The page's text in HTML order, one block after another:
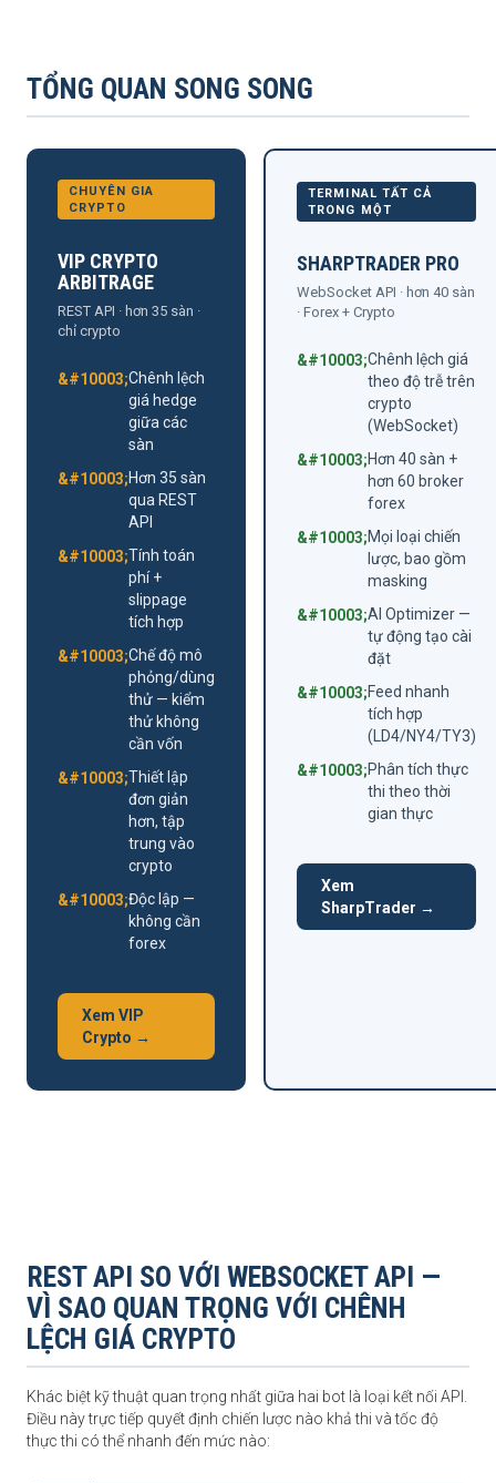
TỔNG QUAN SONG SONG
CHUYÊN GIA
CRYPTO
VIP CRYPTO
ARBITRAGE
REST API · hơn 35 sàn ·
chỉ crypto
Chênh lệch
giá hedge
giữa các
sàn
Hơn 35 sàn
qua REST
API
Tính toán
phí +
slippage
tích hợp
Chế độ mô
phỏng/dùng
thử — kiểm
thử không
cần vốn
Thiết lập
đơn giản
hơn, tập
trung vào
crypto
Độc lập —
không cần
forex
Xem VIP
Crypto →
TERMINAL TẤT CẢ
TRONG MỘT
SHARPTRADER PRO
WebSocket API · hơn 40 sàn
· Forex + Crypto
Chênh lệch giá
theo độ trễ trên
crypto
(WebSocket)
Hơn 40 sàn +
hơn 60 broker
forex
Mọi loại chiến
lược, bao gồm
masking
AI Optimizer —
tự động tạo cài
đặt
Feed nhanh
tích hợp
(LD4/NY4/TY3)
Phân tích thực
thi theo thời
gian thực
Xem
SharpTrader →
REST API SO VỚI WEBSOCKET API —
VÌ SAO QUAN TRỌNG VỚI CHÊNH
LỆCH GIÁ CRYPTO
Khác biệt kỹ thuật quan trọng nhất giữa hai bot là loại kết nối API.
Điều này trực tiếp quyết định chiến lược nào khả thi và tốc độ
thực thi có thể nhanh đến mức nào: